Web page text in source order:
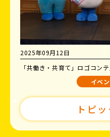
2025年09月12日
「共働き・共育て」ロゴコン
イベ
トピ